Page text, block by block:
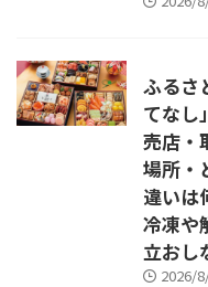
ふるさ
てなし
売店・
場所・
違いは
冷凍や
立おし
2026/